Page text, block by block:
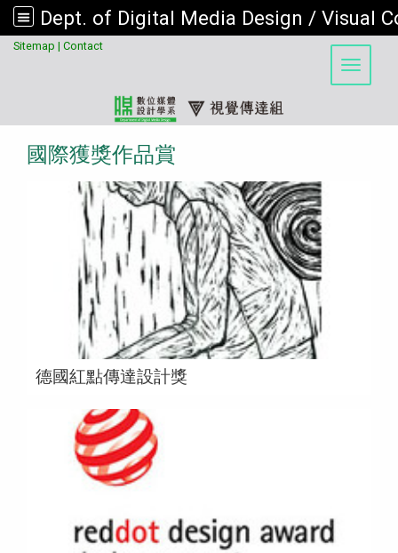
Sitemap | Contact
Toggle
國際獲獎作品賞
德國紅點傳達設計獎